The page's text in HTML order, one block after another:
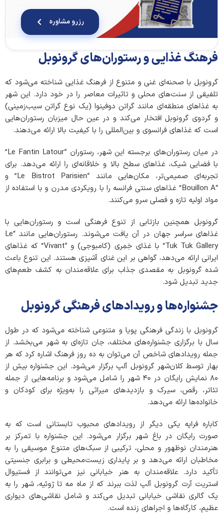
رزرو مشاوره
فرهنگغذایی و رستوران‌های گرونوبل
گرونوبل با صحنه‌ای غنی و متنوع از فرهنگ غذایی شناخته می‌شود که
تلفیقی از سنت‌های محلی و تاثیرات معاصر را در خود دارد. این شهر
به غذاهای منطقه‌ای مانند گراتن دوفینوا (یک نوع گراتن سیب‌زمینی)
و گردوی گرونوبل افتخار می‌کند و در عین حال میزبان رستوران‌هایی
است که غذاهای فرانسوی و بین‌المللی را با کیفیت بالا ارائه می‌دهند.
در میان رستوران‌های برجسته این شهر، رستوران “Le Fantin Latour”
با فضایی شیک، غذاهای سطح بالا و خلاقانه‌ای را ارائه می‌دهد. برای
تجربه‌ای صمیمی‌تر، مکان‌هایی مانند “Le Bistrot Parisien” و
“Bouillon A” غذاهای سنتی فرانسه را با رویکردی مدرن و با استفاده از
مواد اولیه تازه و فصلی سرو می‌کنند.
گرونوبل همچنین بازتابی از تنوع فرهنگی است و رستوران‌هایی با
غذاهای سراسر جهان در آن یافت می‌شوند. رستوران‌هایی مانند “Le
Tuk Tuk Gallery” با غذای خِمِری (کامبوجی) و “Vivant” که غذاهای
ایرانی ارائه می‌دهد، گواهی بر این غنای آشپزی هستند. این تنوع باعث
شده گرونوبل به مقصدی جذاب برای علاقه‌مندان به کشف طعم‌های
جدید تبدیل شود.
جشنواره‌ها و رویدادهای فرهنگی گرونوبل
گرونوبل با زندگی فرهنگی پویا و متنوعی شناخته می‌شود که در طول
سال با برگزاری جشنواره‌های مختلف، جان تازه‌ای به شهر می‌بخشد. از
جمله رویدادهای شاخص آن می‌توان به ده روز فرهنگ اشاره کرد که هر
بهار توسط کلان‌شهر گرونوبل آلپ برگزار می‌شود. این جشنواره بیش از
۸۰ نمایش رایگان در ۴۰ شهر را شامل می‌شود و برنامه‌هایی از جمله
تئاتر، رقص، سیرک و بازدیدهای میراثی را به‌ویژه برای کودکان و
خانواده‌ها ارائه می‌دهد.
کاباره فراپه یکی دیگر از رویدادهای محبوب تابستانی است که به
صورت رایگان در باغ شهر برگزار می‌شود. این جشنواره با تمرکز بر
هنرمندان نوظهور و محلی، ترکیبی از سبک‌های متنوع موسیقی را به
مخاطبان ارائه می‌دهد و بر پایداری زیست‌محیطی و برابری جنسیتی
تأکید دارد. علاقه‌مندان به هنر خیابانی نیز می‌توانند از فستیوال
استریت آرت گرونوبل آلپ لذت ببرند که از ماه مه تا ژوئیه، شهر را به
یک گالری نقاشی خیابانی تبدیل می‌کند و شامل نقاشی‌های دیواری
عظیم، کارگاه‌ها و اجراهای زنده است.